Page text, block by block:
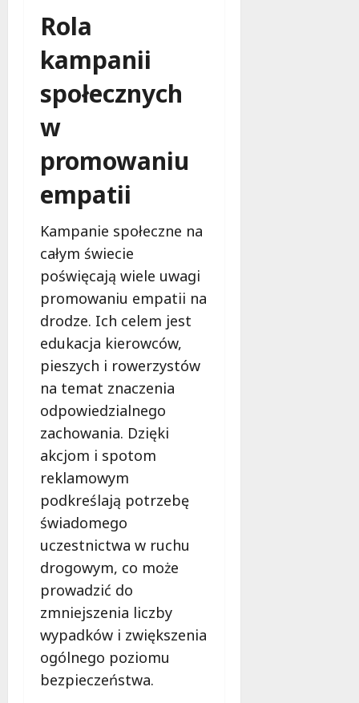
Rola
kampanii
społecznych
w
promowaniu
empatii
Kampanie społeczne na
całym świecie
poświęcają wiele uwagi
promowaniu empatii na
drodze. Ich celem jest
edukacja kierowców,
pieszych i rowerzystów
na temat znaczenia
odpowiedzialnego
zachowania. Dzięki
akcjom i spotom
reklamowym
podkreślają potrzebę
świadomego
uczestnictwa w ruchu
drogowym, co może
prowadzić do
zmniejszenia liczby
wypadków i zwiększenia
ogólnego poziomu
bezpieczeństwa.